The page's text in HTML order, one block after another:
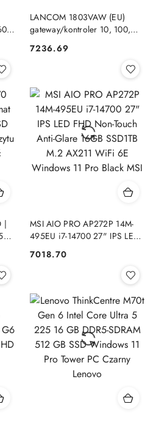
650W
LANCOM 1803VAW (EU)
gateway/kontroler 10, 100,
Cena:
7236.69
|
|
|
MSI AIO PRO AP272P 14M-
495EU i7-14700 27" IPS LED
16GB SSD1TB M.2 AX211
Cena:
7018.70